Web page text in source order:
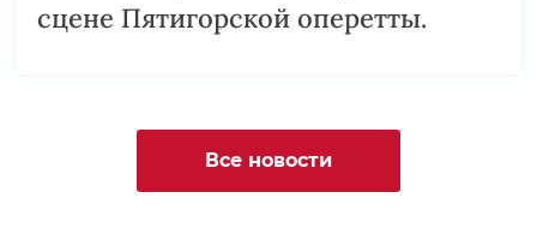
сцене Пятигорской оперетты.
Все новости